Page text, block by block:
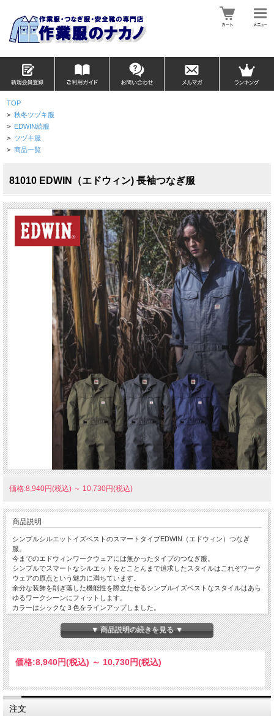
TOP
> 秋冬ツヅキ服
> EDWIN続服
> ツヅキ服
> 商品一覧
81010 EDWIN（エドウィン) 長袖つなぎ服
価格:8,940円(税込) ～ 10,730円(税込)
商品説明
シンプルシルエットイズベストのスマートタイプEDWIN（エドウィン）つなぎ
服。
今までのエドウィンワークウェアには無かったタイプのつなぎ服。
シンプルでスマートなシルエットをとことんまで追求したスタイルはこれぞワーク
ウェアの原点という魅力に満ちています。
余分な装飾を削ぎ落した機能性を際立たせるシンプルイズベストなスタイルはあら
ゆるワークシーンにフィットします。
カラーはシックな３色をラインアップしました。
▼ 商品説明の続きを見る ▼
価格:8,940円(税込) ～ 10,730円(税込)
注文